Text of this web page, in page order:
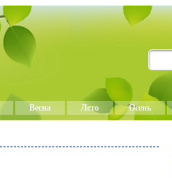
Весна Лето Осень